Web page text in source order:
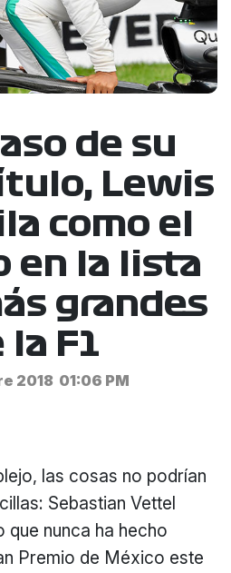
de su
Lewis
como el
en la lista
grandes
la F1
2018 01:06 PM
las cosas no podrían
Sebastian Vettel
que nunca ha hecho
Premio de México este